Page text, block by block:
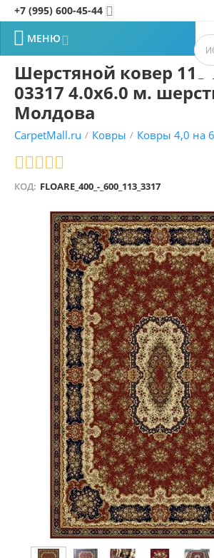
+7 (995) 600-45-44 
 МЕНЮ
Шерстяной ковер 113
03317 4.0x6.0 м.
Молдова
CarpetMall.ru / Ковры / Ковры 4,0 на
КОД: FLOARE_400_-_600_113_3317